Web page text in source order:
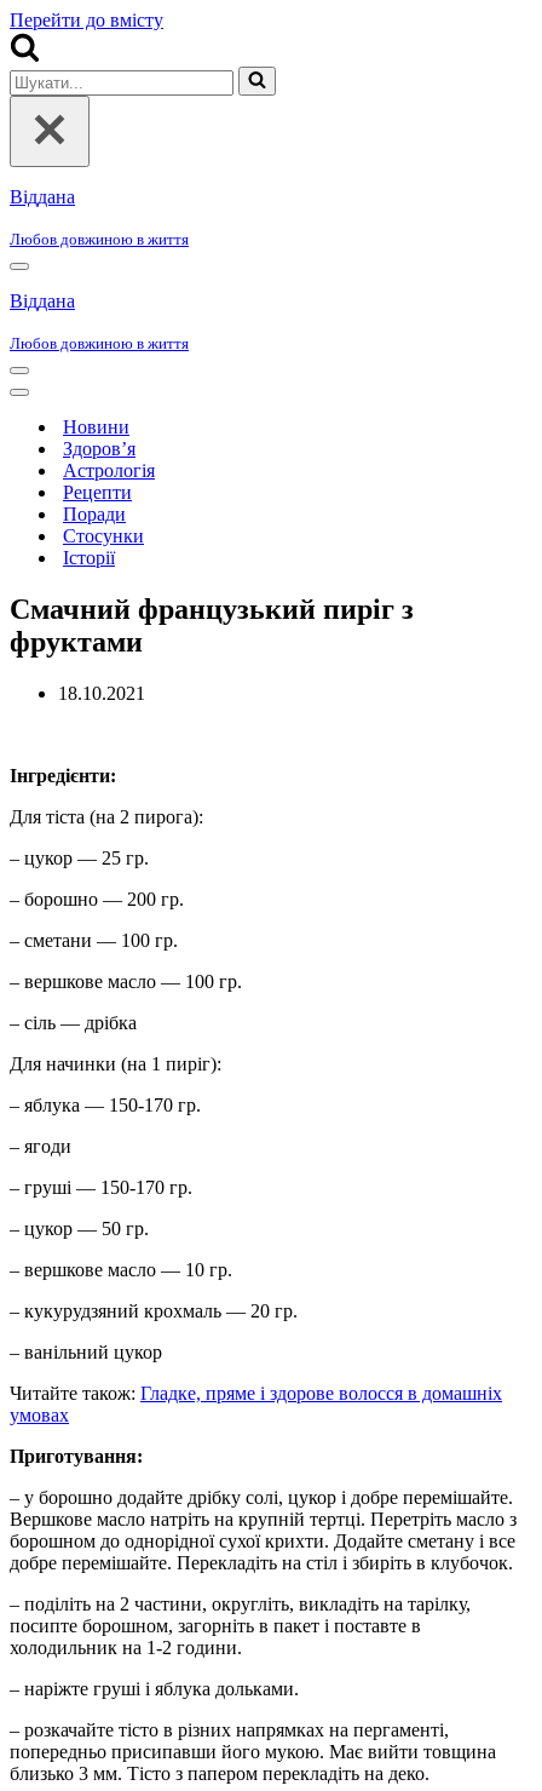
Перейти до вмісту
Шукати...
Віддана
Любов довжиною в життя
Меню
навігації
Віддана
Любов довжиною в життя
Меню
навігації
Меню
навігаціїНовини
Здоров’я
Астрологія
Рецепти
Поради
Стосунки
Історії
Смачний французький пиріг з
фруктами
18.10.2021
Інгредієнти:
Для тіста (на 2 пирога):
– цукор — 25 гр.
– борошно — 200 гр.
– сметани — 100 гр.
– вершкове масло — 100 гр.
– сіль — дрібка
Для начинки (на 1 пиріг):
– яблука — 150-170 гр.
– ягоди
– груші — 150-170 гр.
– цукор — 50 гр.
– вершкове масло — 10 гр.
– кукурудзяний крохмаль — 20 гр.
– ванільний цукор
Читайте також: Гладке, пряме і здорове волосся в домашніх
умовах
Приготування:
– у борошно додайте дрібку солі, цукор і добре перемішайте.
Вершкове масло натріть на крупній тертці. Перетріть масло з
борошном до однорідної сухої крихти. Додайте сметану і все
добре перемішайте. Перекладіть на стіл і збиріть в клубочок.
– поділіть на 2 частини, округліть, викладіть на тарілку,
посипте борошном, загорніть в пакет і поставте в
холодильник на 1-2 години.
– наріжте груші і яблука дольками.
– розкачайте тісто в різних напрямках на пергаменті,
попередньо присипавши його мукою. Має вийти товщина
близько 3 мм. Тісто з папером перекладіть на деко.